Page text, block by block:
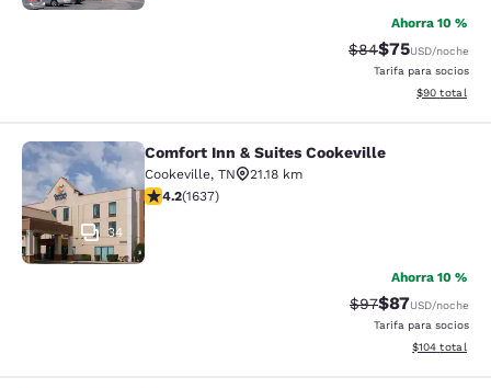
Ahorra 10 %
Precio tachado:
$84Precio con
$75USD/noche
Tarifa para socios
Ver detalles
$90 total
Comfort Inn & Suites Cookeville
34
Comfort Inn & Suites Cookeville
Cookeville, TN
21.18 km
calificación de 4.15 estrellas. Muy bueno. 1637 reseñas
4.2(1637)
Ahorra 10 %
Precio tachado:
$97Precio con
$87USD/noche
Tarifa para socios
Ver detalles
$104 total